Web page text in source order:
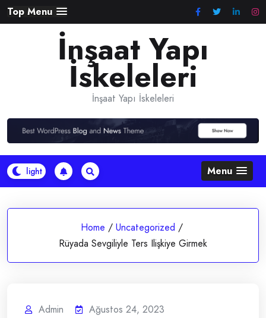
Skip
to
Top Menu
İnşaat Yapı
İskeleleri
İnşaat Yapı İskeleleri
Menu
Home / Uncategorized /
Rüyada Sevgiliyle Ters Ilişkiye Girmek
Admin
Ağustos 24, 2023